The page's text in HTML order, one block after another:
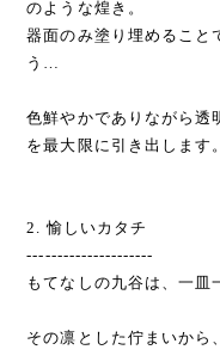
のような煌き。
器面のみ塗り埋めること
う…
色鮮やかでありながら透
を最大限に引き出します。
2. 愉しいカタチ
---------------------
もてなしの九谷は、一皿
その凛とした佇まいから